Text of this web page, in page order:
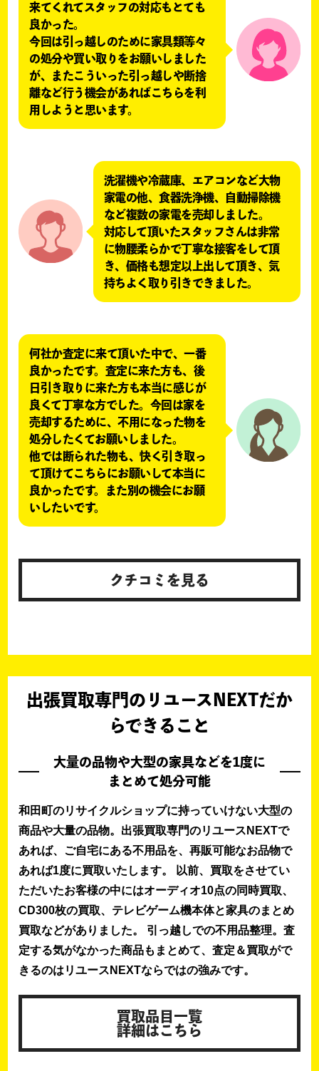
来てくれてスタッフの対応もとても
良かった。
今回は引っ越しのために家具類等々
の処分や買い取りをお願いしました
が、またこういった引っ越しや断捨
離など行う機会があればこちらを利
用しようと思います。
洗濯機や冷蔵庫、エアコンなど大物
家電の他、食器洗浄機、自動掃除機
など複数の家電を売却しました。
対応して頂いたスタッフさんは非常
に物腰柔らかで丁寧な接客をして頂
き、価格も想定以上出して頂き、気
持ちよく取り引きできました。
何社か査定に来て頂いた中で、一番
良かったです。査定に来た方も、後
日引き取りに来た方も本当に感じが
良くて丁寧な方でした。今回は家を
売却するために、不用になった物を
処分したくてお願いしました。
他では断られた物も、快く引き取っ
て頂けてこちらにお願いして本当に
良かったです。また別の機会にお願
いしたいです。
クチコミを見る
出張買取専門のリユースNEXTだか
らできること
大量の品物や大型の家具などを1度に
まとめて処分可能
和田町のリサイクルショップに持っていけない大型の
商品や大量の品物。出張買取専門のリユースNEXTで
あれば、ご自宅にある不用品を、再販可能なお品物で
あれば1度に買取いたします。 以前、買取をさせてい
ただいたお客様の中にはオーディオ10点の同時買取、
CD300枚の買取、テレビゲーム機本体と家具のまとめ
買取などがありました。 引っ越しでの不用品整理。査
定する気がなかった商品もまとめて、査定＆買取がで
きるのはリユースNEXTならではの強みです。
買取品目一覧
詳細はこちら